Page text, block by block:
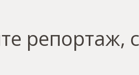
репортаж,